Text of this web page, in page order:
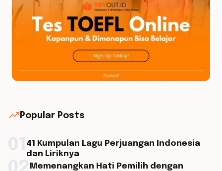
trending_up Popular Posts
41 Kumpulan Lagu Perjuangan Indonesia
dan Liriknya
Memenangkan Hati Pemilih dengan